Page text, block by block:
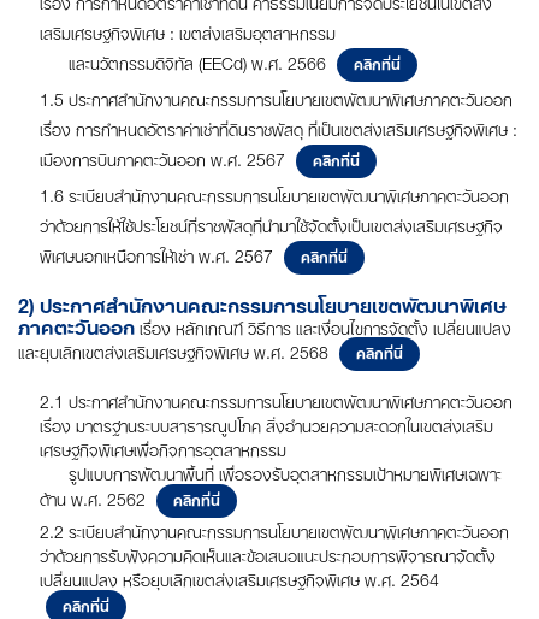
เสริมเศรษฐกิจพิเศษ : เขตส่งเสริมอุตสาหกรรม
และนวัตกรรมดิจิทัล (EECd) พ.ศ. 2566
คลิกที่นี่
1.5 ประกาศสำนักงานคณะกรรมการนโยบายเขตพัฒนาพิเศษภาคตะวันออก
เรื่อง การกำหนดอัตราค่าเช่าที่ดินราชพัสดุ ที่เป็นเขตส่งเสริมเศรษฐกิจพิเศษ :
เมืองการบินภาคตะวันออก พ.ศ. 2567
คลิกที่นี่
1.6 ระเบียบสำนักงานคณะกรรมการนโยบายเขตพัฒนาพิเศษภาคตะวันออก
ว่าด้วยการให้ใช้ประโยชน์ที่ราชพัสดุที่นำมาใช้จัดตั้งเป็นเขตส่งเสริมเศรษฐกิจ
พิเศษนอกเหนือการให้เช่า พ.ศ. 2567
คลิกที่นี่
2) ประกาศสำนักงานคณะกรรมการนโยบายเขตพัฒนาพิเศษ
ภาคตะวันออกเรื่อง หลักเกณฑ์ วิธีการ และเงื่อนไขการจัดตั้ง เปลี่ยนแปลง
และยุบเลิกเขตส่งเสริมเศรษฐกิจพิเศษ พ.ศ. 2568 คลิกที่นี่
2.1 ประกาศสำนักงานคณะกรรมการนโยบายเขตพัฒนาพิเศษภาคตะวันออก
เรื่อง มาตรฐานระบบสาธารณูปโภค สิ่งอำนวยความสะดวกในเขตส่งเสริม
เศรษฐกิจพิเศษเพื่อกิจการอุตสาหกรรม
รูปแบบการพัฒนาพื้นที่ เพื่อรองรับอุตสาหกรรมเป้าหมายพิเศษเฉพาะ
ด้าน พ.ศ. 2562 คลิกที่นี่
2.2 ระเบียบสำนักงานคณะกรรมการนโยบายเขตพัฒนาพิเศษภาคตะวันออก
ว่าด้วยการรับฟังความคิดเห็นและข้อเสนอแนะประกอบการพิจารณาจัดตั้ง
เปลี่ยนแปลง หรือยุบเลิกเขตส่งเสริมเศรษฐกิจพิเศษ พ.ศ. 2564
คลิกที่นี่